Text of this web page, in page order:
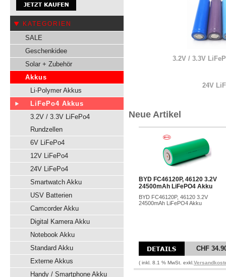
KATEGORIEN
SALE
Geschenkidee
Solar + Zubehör
Akkus
Li-Polymer Akkus
LiFePo4 Akkus
3.2V / 3.3V LiFePo4
Rundzellen
6V LiFePo4
12V LiFePo4
24V LiFePo4
Smartwatch Akku
USV Batterien
Camcorder Akku
Digital Kamera Akku
Notebook Akku
Standard Akku
Externe Akkus
Handy / Smartphone Akku
3.2V / 3.3V
24V
Neue Artikel
BYD FC46120P, 46120 3.2V
24500mAh LiFePO4 Akku
BYD FC46120P, 46120 3.2V
24500mAh LiFePO4 Akku
CHF
( inkl. 8.1 % MwSt. exkl.